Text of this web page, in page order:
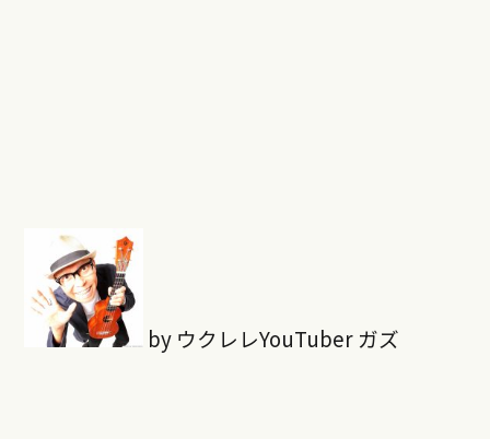
by ウクレレYouTuber ガズ